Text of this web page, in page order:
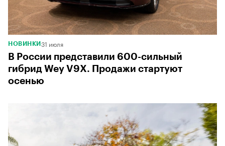
НОВИНКИ 31 июля
В России представили 600-сильный
гибрид Wey V9X. Продажи стартуют
осенью